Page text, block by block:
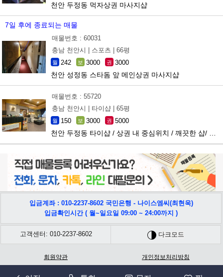
천안 두정동 먹자상권 마사지샵
7일 후에 종료되는 매물
매물번호 : 60031
충남 천안시 |
스포츠 | 66평
월 242 보 3000 권 3000
천안 성정동 스타돔 앞 메인상권 마사지샵
매물번호 : 55720
충남 천안시 |
타이샵 | 65평
월 150 보 3000 권 5000
입금계좌 : 010-2237-8602 국민은행 - 나이스엠씨(최현욱)
입금확인시간 ( 월~일요일 09:00 ~ 24:00까지 )
고객센터: 010-2237-8602 다크모드
회원약관 개인정보처리방침